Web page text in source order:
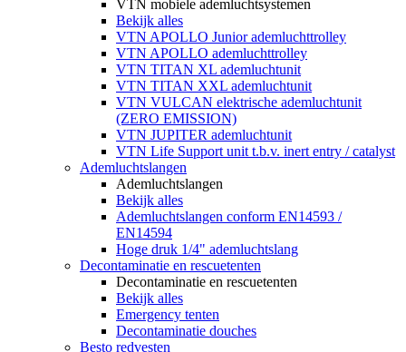
VTN mobiele ademluchtsystemen
Bekijk alles
VTN APOLLO Junior ademluchttrolley
VTN APOLLO ademluchttrolley
VTN TITAN XL ademluchtunit
VTN TITAN XXL ademluchtunit
VTN VULCAN elektrische ademluchtunit
(ZERO EMISSION)
VTN JUPITER ademluchtunit
VTN Life Support unit t.b.v. inert entry / catalyst
Ademluchtslangen
Ademluchtslangen
Bekijk alles
Ademluchtslangen conform EN14593 /
EN14594
Hoge druk 1/4" ademluchtslang
Decontaminatie en rescuetenten
Decontaminatie en rescuetenten
Bekijk alles
Emergency tenten
Decontaminatie douches
Besto redvesten